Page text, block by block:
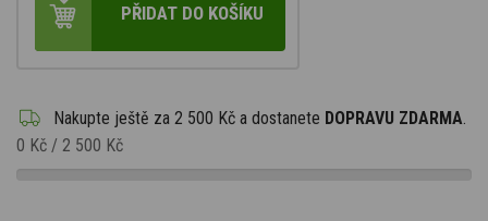
PŘIDAT DO KOŠÍKU
Nakupte ještě za 2 500 Kč a dostanete DOPRAVU ZDARMA
0 Kč / 2 500 Kč